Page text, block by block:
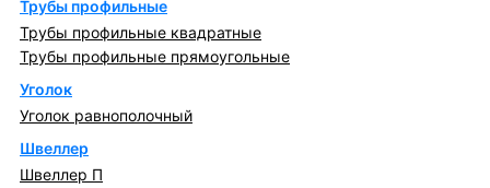
Трубы профильные
Трубы профильные квадратные
Трубы профильные прямоугольные
Уголок
Уголок равнополочный
Швеллер
Швеллер П